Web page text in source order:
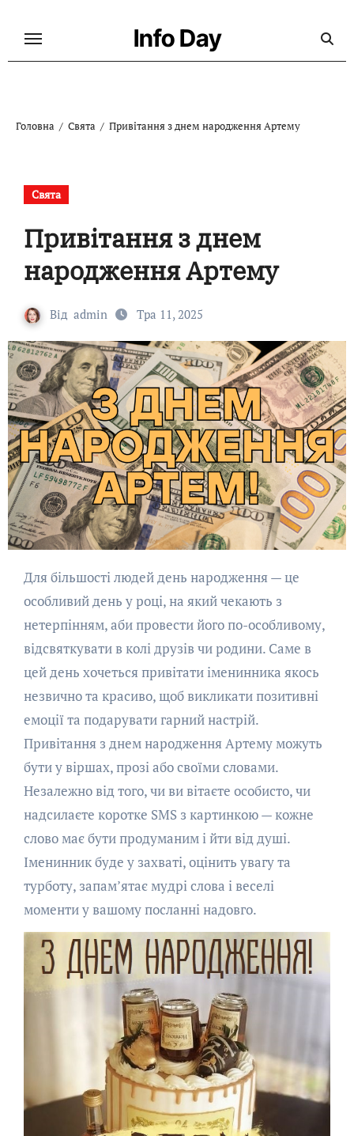
Info Day
Головна Свята Привітання з днем народження Артему
Свята
Привітання з днем
народження Артему
Від admin Тра 11, 2025
Для більшості людей день народження — це
особливий день у році, на який чекають з
нетерпінням, аби провести його по-особливому,
відсвяткувати в колі друзів чи родини. Саме в
цей день хочеться привітати іменинника якось
незвично та красиво, щоб викликати позитивні
емоції та подарувати гарний настрій.
Привітання з днем народження Артему можуть
бути у віршах, прозі або своїми словами.
Незалежно від того, чи ви вітаєте особисто, чи
надсилаєте коротке SMS з картинкою — кожне
слово має бути продуманим і йти від душі.
Іменинник буде у захваті, оцінить увагу та
турботу, запам’ятає мудрі слова і веселі
моменти у вашому посланні надовго.